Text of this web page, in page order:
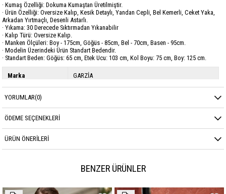
· Kumaş Özelliği: Dokuma Kumaştan Üretilmiştir.
· Ürün Özelliği: Oversize Kalıp, Kesik Detaylı, Yandan Cepli, Bel Kemerli, Ceket Yaka,
Arkadan Yırtmaçlı, Desenli Astarlı.
· Yıkama: 30 Derecede Sıktırmadan Yıkanabilir
· Kalıp Türü: Oversize Kalıp.
· Manken Ölçüleri: Boy - 175cm, Göğüs - 85cm, Bel - 70cm, Basen - 95cm.
· Modelin Üzerindeki Ürün Standart Bedendir.
· Standart Beden: Göğüs: 65 cm, Etek Ucu: 103 cm, Kol Boyu: 75 cm, Boy: 125 cm.
Marka GARZİA
Kumaş Cinsi DEWSPO POLYESTER
YORUMLAR(0)
ÖDEME SEÇENEKLERI
ÜRÜN ÖNERILERI
BENZER ÜRÜNLER